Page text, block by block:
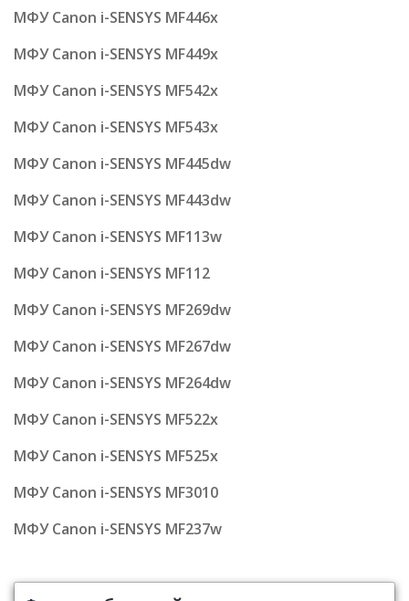
МФУ Canon i-SENSYS MF446x
МФУ Canon i-SENSYS MF449x
МФУ Canon i-SENSYS MF542x
МФУ Canon i-SENSYS MF543x
МФУ Canon i-SENSYS MF445dw
МФУ Canon i-SENSYS MF443dw
МФУ Canon i-SENSYS MF113w
МФУ Canon i-SENSYS MF112
МФУ Canon i-SENSYS MF269dw
МФУ Canon i-SENSYS MF267dw
МФУ Canon i-SENSYS MF264dw
МФУ Canon i-SENSYS MF522x
МФУ Canon i-SENSYS MF525x
МФУ Canon i-SENSYS MF3010
МФУ Canon i-SENSYS MF237w